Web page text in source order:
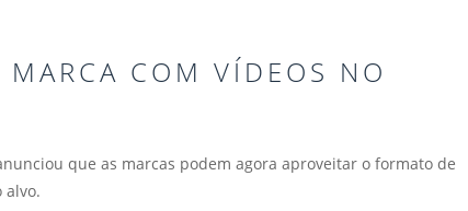
COM VÍDEOS NO
que as marcas podem agora aproveitar o formato de
alvo.